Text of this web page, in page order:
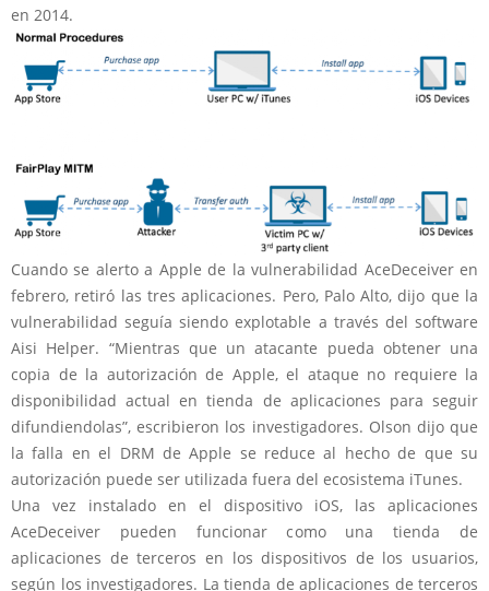
en 2014.
Cuando se alerto a Apple de la vulnerabilidad AceDeceiver en
febrero, retiró las tres aplicaciones. Pero, Palo Alto, dijo que la
vulnerabilidad seguía siendo explotable a través del software
Aisi Helper. “Mientras que un atacante pueda obtener una
copia de la autorización de Apple, el ataque no requiere la
disponibilidad actual en tienda de aplicaciones para seguir
difundiendolas”, escribieron los investigadores. Olson dijo que
la falla en el DRM de Apple se reduce al hecho de que su
autorización puede ser utilizada fuera del ecosistema iTunes.
Una vez instalado en el dispositivo iOS, las aplicaciones
AceDeceiver pueden funcionar como una tienda de
aplicaciones de terceros en los dispositivos de los usuarios,
según los investigadores. La tienda de aplicaciones de terceros